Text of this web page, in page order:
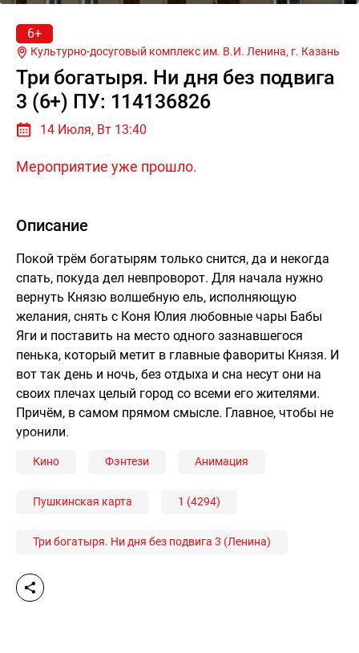
6+
Культурно-досуговый комплекс им. В.И. Ленина, г. Казань
Три богатыря. Ни дня без подвига
3 (6+) ПУ: 114136826
14 Июля, Вт 13:40
Мероприятие уже прошло.
Описание
Покой трём богатырям только снится, да и некогда
спать, покуда дел невпроворот. Для начала нужно
вернуть Князю волшебную ель, исполняющую
желания, снять с Коня Юлия любовные чары Бабы
Яги и поставить на место одного зазнавшегося
пенька, который метит в главные фавориты Князя. И
вот так день и ночь, без отдыха и сна несут они на
своих плечах целый город со всеми его жителями.
Причём, в самом прямом смысле. Главное, чтобы не
уронили.
Кино Фэнтези Анимация
Пушкинская карта 1 (4294)
Три богатыря. Ни дня без подвига 3 (Ленина)